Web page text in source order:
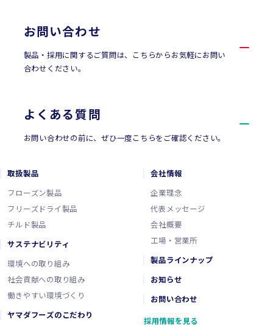
お問い合わせ
製品・採用に関するご質問は、こちらからお気軽にお問い
合わせください。
よくある質問
お問い合わせの前に、ぜひ一度こちらをご確認ください。
取扱製品
フローズン製品
フリーズドライ製品
チルド製品
サステナビリティ
環境への取り組み
社会貢献への取り組み
働きやすい環境づくり
ヤマダフーズのこだわり
会社情報
企業理念
代表メッセージ
会社概要
工場・営業所
製品ラインナップ
お知らせ
お問い合わせ
採用情報を見る